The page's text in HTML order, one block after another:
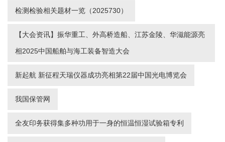
检测检验相关题材一览（2025730）
【大会资讯】振华重工、外高桥造船、江苏金陵、华滋能源亮
相2025中国船舶与海工装备智造大会
新起航 新征程天瑞仪器成功亮相第22届中国光电博览会
我国保管网
全友印务获得集多种功用于一身的恒温恒湿试验箱专利